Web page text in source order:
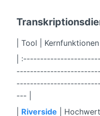
| Tool |
|
--- |
Riverside |